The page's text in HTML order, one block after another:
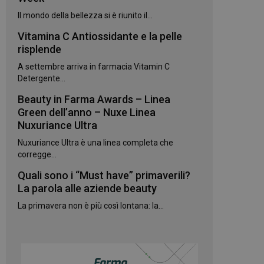
Il mondo della bellezza si è riunito il...
Vitamina C Antiossidante e la pelle
risplende
A settembre arriva in farmacia Vitamin C
Detergente...
Beauty in Farma Awards – Linea
Green dell’anno – Nuxe Linea
Nuxuriance Ultra
Nuxuriance Ultra è una linea completa che
corregge...
Quali sono i “Must have” primaverili?
La parola alle aziende beauty
La primavera non è più così lontana: la...
sul linguaggio
utilizzato per
Normalmente
il sito, ma un
di accesso per un
Universal
del
da
per distinguere
in modo
È incluso in ogni
per calcolare i
per i rapporti di
Analytics per
Cookie-
consenso sui
banner dei